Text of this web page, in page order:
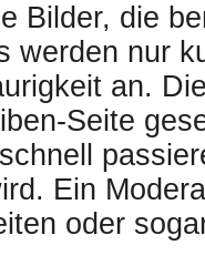
Bilder, die
werden nur
an.
Seite
Ein
oder